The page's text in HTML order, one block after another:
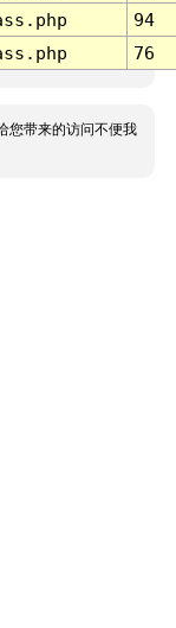
94
76
您带来的访问不便我